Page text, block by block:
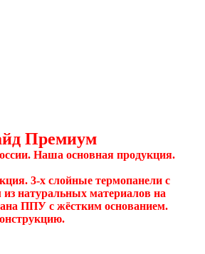
Премиум
Наша основная продукция.
3-х слойные термопанели с
натуральных материалов на
ППУ с жёстким основанием.